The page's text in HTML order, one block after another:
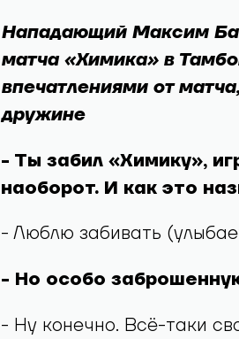
Нападающий Максим
матча «Химика» в
впечатлениями от
дружине
- Ты забил «Химику»,
наоборот. И как это
- Люблю забивать
- Но особо
- Ну конечно. Всё-таки